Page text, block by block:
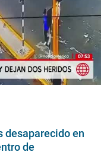
desaparecido en
de